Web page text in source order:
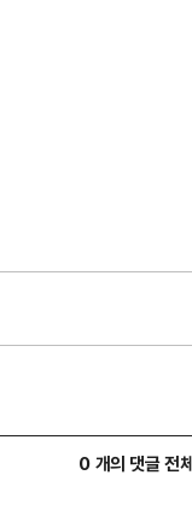
0 개의 댓글 전